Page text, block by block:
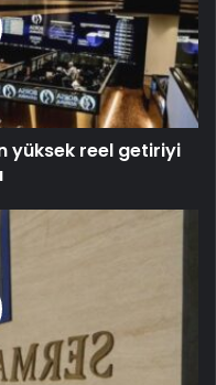
yüksek reel getiriyi